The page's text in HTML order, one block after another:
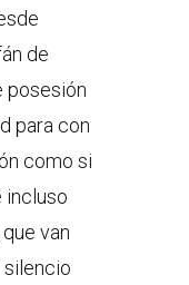
de
posesión
para con
como si
incluso
van
silencio